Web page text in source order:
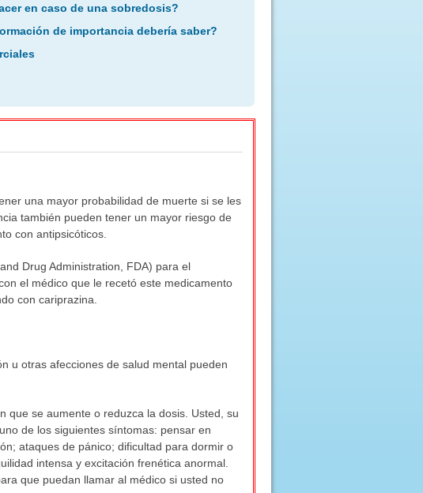
en caso de una sobredosis?
de importancia debería saber?
una mayor probabilidad de muerte si se les
también pueden tener un mayor riesgo de
con antipsicóticos.
Drug Administration, FDA) para el
el médico que le recetó este medicamento
con cariprazina.
u otras afecciones de salud mental pueden
que se aumente o reduzca la dosis. Usted, su
de los siguientes síntomas: pensar en
ataques de pánico; dificultad para dormir o
intensa y excitación frenética anormal.
que puedan llamar al médico si usted no